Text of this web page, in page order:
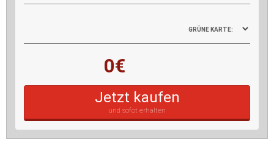
GRÜNE KARTE:
0€
Jetzt kaufen
und sofot erhalten